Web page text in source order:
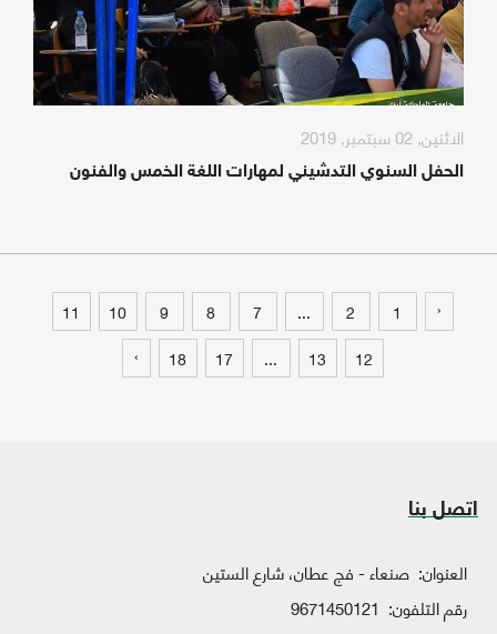
الاثنين, 02 سبتمبر, 2019
الحفل السنوي التدشيني لمهارات اللغة الخمس والفنون
‹
1
2
...
7
8
9
10
11
12
13
...
17
18
›
اتصل بنا
العنوان: صنعاء - فج عطان، شارع الستين
رقم التلفون: 9671450121